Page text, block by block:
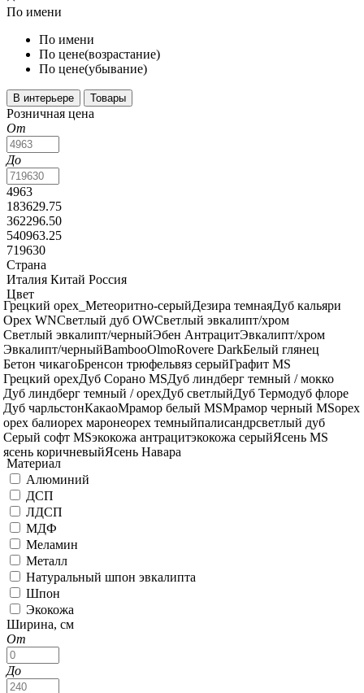
По имени
По имени
По цене(возрастание)
По цене(убывание)
В интерьере Товары
Розничная цена
От
До
4963
183629.75
362296.50
540963.25
719630
Страна
Италия Китай Россия
Цвет
Грецкий орех_Метеоритно-серыйДезира темнаяДуб кальяри
Орех WNСветлый дуб OWСветлый эвкалипт/хром
Светлый эвкалипт/черныйЭбен АнтрацитЭвкалипт/хром
Эвкалипт/черныйBambooOlmoRovere DarkБелый глянец
Бетон чикагоБренсон трюфельвяз серыйГрафит MS
Грецкий орехДуб Cорано MSДуб линдберг темный / мокко
Дуб линдберг темный / орехДуб светлыйДуб Термодуб флоре
Дуб чарльстонКакаоМрамор белый MSМрамор черный MSорех
орех балиорех маронеорех темныйпалисандрсветлый дуб
Серый софт MSэкокожа антрацитэкокожа серыйЯсень MS
ясень коричневыйЯсень Навара
Материал
Алюминий
ДСП
ЛДСП
МДФ
Меламин
Металл
Натуральный шпон эвкалипта
Шпон
Экокожа
Ширина, см
От
До